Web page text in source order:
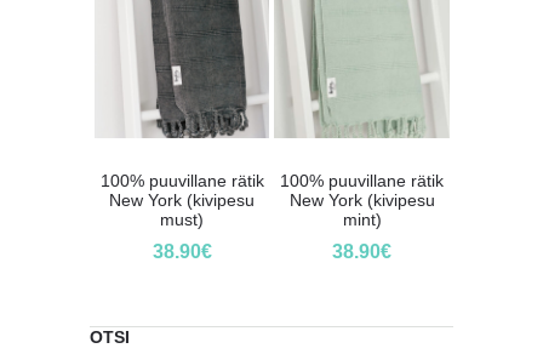
100% puuvillane rätik
New York (kivipesu
must)
38.90€
100% puuvillane rätik
New York (kivipesu
mint)
38.90€
OTSI